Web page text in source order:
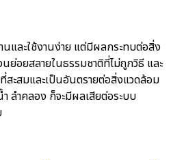
และใช้งานง่าย แต่มีผลกระทบต่อสิ่ง
นย่อยสลายในธรรมชาติที่ไม่ถูกวิธี และ
ะสมและเป็นอันตรายต่อสิ่งแวดล้อม
ลำคลอง ก็จะมีผลเสียต่อระบบ